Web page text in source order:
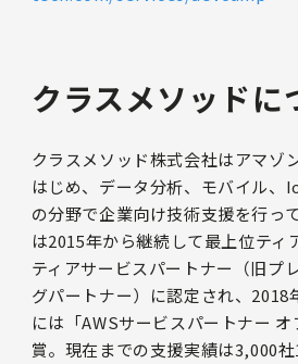
クラスメソッドに
クラスメソッド株式会社はアマゾ
はじめ、データ分析、モバイル、
の分野で企業向け技術支援を行っ
は2015年から継続して最上位ティ
ティアサービスパートナー（旧プ
グパートナー）に認定され、2018
には「AWSサービスパートナー
賞。現在までの支援実績は3,000